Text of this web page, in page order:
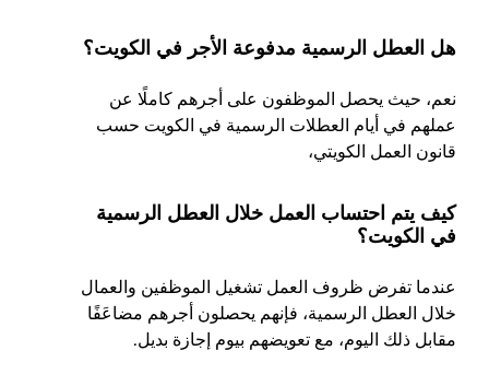
هل العطل الرسمية مدفوعة الأجر في الكويت؟
نعم، حيث يحصل الموظفون على أجرهم كاملًا عن
عملهم في أيام العطلات الرسمية في الكويت حسب
قانون العمل الكويتي،
كيف يتم احتساب العمل خلال العطل الرسمية
في الكويت؟
عندما تفرض ظروف العمل تشغيل الموظفين والعمال
خلال العطل الرسمية، فإنهم يحصلون أجرهم مضاعَفًا
مقابل ذلك اليوم، مع تعويضهم بيوم إجازة بديل.